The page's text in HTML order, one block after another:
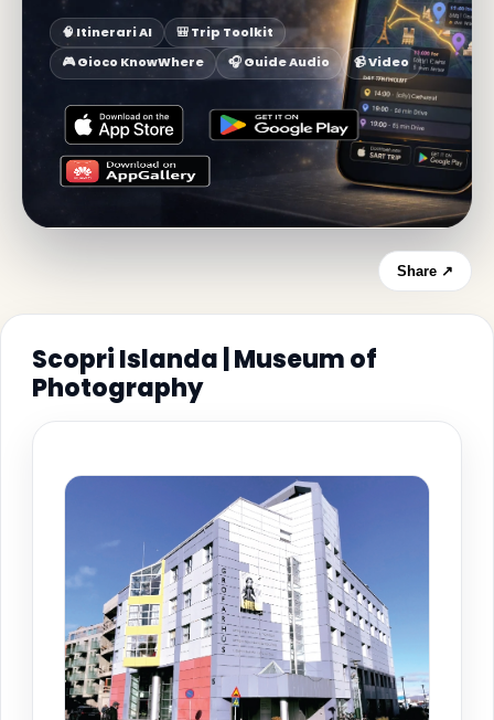
🧠 Itinerari AI
🎒 Trip Toolkit
🎮 Gioco KnowWhere
🎧 Guide Audio 📹 Video
Share ↗
Scopri Islanda | Museum of
Photography